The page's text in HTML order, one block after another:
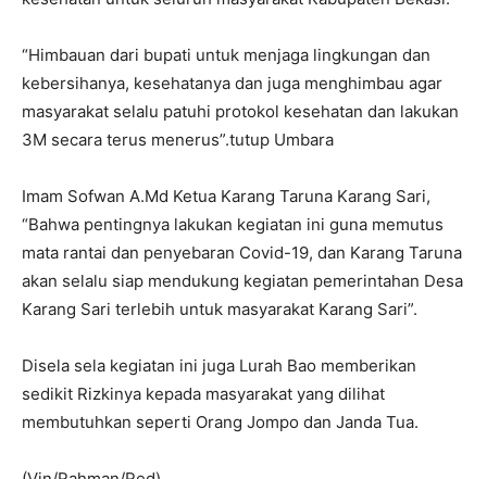
“Himbauan dari bupati untuk menjaga lingkungan dan
kebersihanya, kesehatanya dan juga menghimbau agar
masyarakat selalu patuhi protokol kesehatan dan lakukan
3M secara terus menerus”.tutup Umbara
Imam Sofwan A.Md Ketua Karang Taruna Karang Sari,
“Bahwa pentingnya lakukan kegiatan ini guna memutus
mata rantai dan penyebaran Covid-19, dan Karang Taruna
akan selalu siap mendukung kegiatan pemerintahan Desa
Karang Sari terlebih untuk masyarakat Karang Sari”.
Disela sela kegiatan ini juga Lurah Bao memberikan
sedikit Rizkinya kepada masyarakat yang dilihat
membutuhkan seperti Orang Jompo dan Janda Tua.